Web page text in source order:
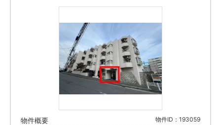
物件概要 物件ID：193059